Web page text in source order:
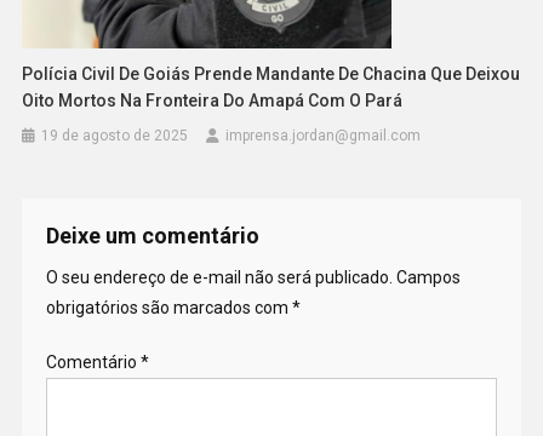
Polícia Civil De Goiás Prende Mandante De Chacina Que Deixou
Oito Mortos Na Fronteira Do Amapá Com O Pará
19 de agosto de 2025 imprensa.jordan@gmail.com
Deixe um comentário
O seu endereço de e-mail não será publicado. Campos
obrigatórios são marcados com *
Comentário *